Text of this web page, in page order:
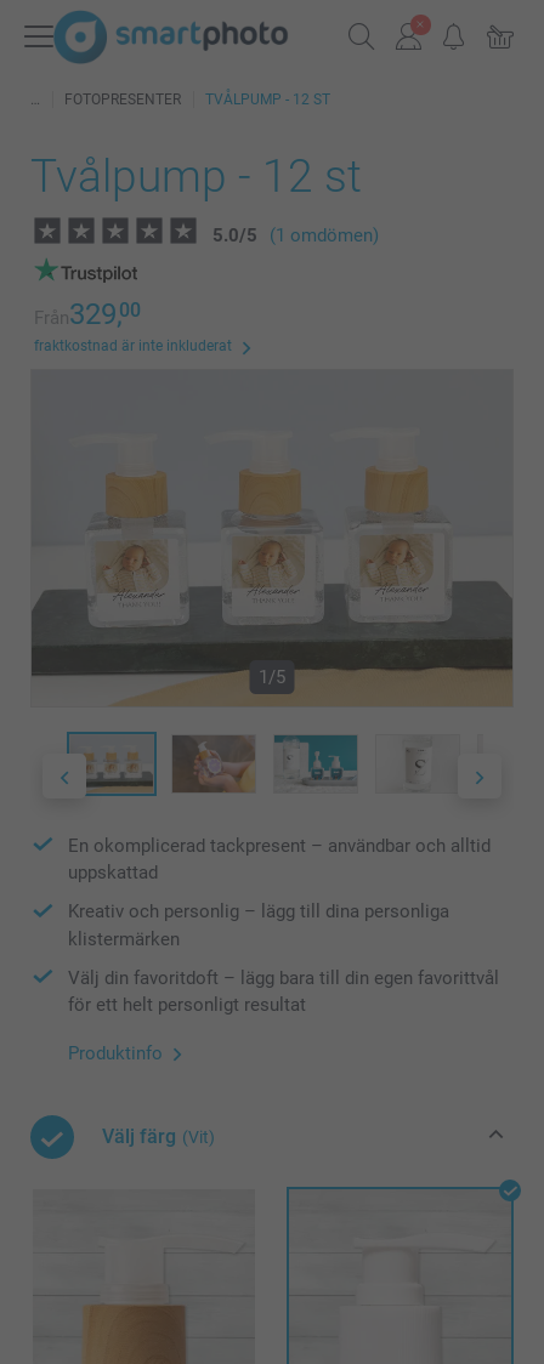
FOTOPRESENTER TVÅLPUMP - 12 ST
Tvålpump - 12 st
5.0/5 (1 omdömen)
Från329,00
fraktkostnad är inte inkluderat
1/5
En okomplicerad tackpresent – användbar och alltid
uppskattad
Kreativ och personlig – lägg till dina personliga
klistermärken
Välj din favoritdoft – lägg bara till din egen favorittvål
för ett helt personligt resultat
Produktinfo
Välj färg (Vit)